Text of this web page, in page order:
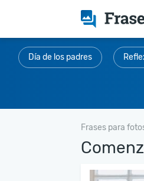
Día de los padres
Frases para